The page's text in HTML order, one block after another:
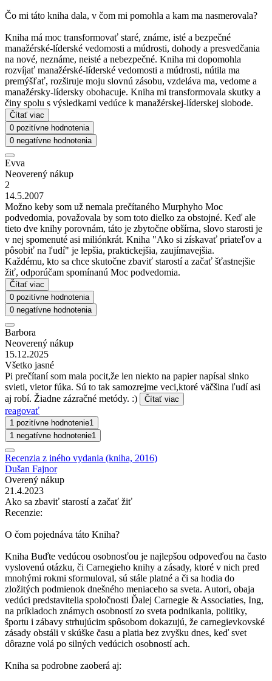
Čo mi táto kniha dala, v čom mi pomohla a kam ma nasmerovala?
Kniha má moc transformovať staré, známe, isté a bezpečné
manažérské-líderské vedomosti a múdrosti, dohody a presvedčania
na nové, neznáme, neisté a nebezpečné. Kniha mi dopomohla
rozvíjať manažérské-líderské vedomosti a múdrosti, nútila ma
premýšľať, rozširuje moju slovnú zásobu, vzdeláva ma, vedome a
manažérsky-lídersky obohacuje. Kniha mi transformovala skutky a
činy spolu s výsledkami vedúce k manažérskej-líderskej slobode.
Čítať viac
0 pozitívne hodnotenia
0 negatívne hodnotenia
Evva
Neoverený nákup
2
14.5.2007
Možno keby som už nemala prečítaného Murphyho Moc
podvedomia, považovala by som toto dielko za obstojné. Keď ale
tieto dve knihy porovnám, táto je zbytočne obšírna, slovo starosti je
v nej spomenuté asi miliónkrát. Kniha "Ako si získavať priateľov a
pôsobiť na ľudí" je lepšia, praktickejšia, zaujímavejšia.
Každému, kto sa chce skutočne zbaviť starostí a začať šťastnejšie
žiť, odporúčam spomínanú Moc podvedomia.
Čítať viac
0 pozitívne hodnotenia
0 negatívne hodnotenia
Barbora
Neoverený nákup
15.12.2025
Všetko jasné
Pi prečítaní som mala pocit,že len niekto na papier napísal slnko
svieti, vietor fúka. Sú to tak samozrejme veci,ktoré väčšina ľudí asi
aj robí. Žiadne zázračné metódy. :)
Čítať viac
reagovať
1 pozitívne hodnotenie1
1 negatívne hodnotenie1
Recenzia z iného vydania (kniha, 2016)
Dušan Fajnor
Overený nákup
21.4.2023
Ako sa zbaviť starostí a začať žiť
Recenzie:
O čom pojednáva táto Kniha?
Kniha Buďte vedúcou osobnosťou je najlepšou odpoveďou na často
vyslovenú otázku, či Carnegieho knihy a zásady, ktoré v nich pred
mnohými rokmi sformuloval, sú stále platné a či sa hodia do
zložitých podmienok dnešného meniaceho sa sveta. Autori, obaja
vedúci predstavitelia spoločnosti Ďalej Carnegie & Associaties, Ing,
na príkladoch známych osobností zo sveta podnikania, politiky,
športu i zábavy strhujúcim spôsobom dokazujú, že carnegievkovské
zásady obstáli v skúške času a platia bez zvyšku dnes, keď svet
dôrazne volá po silných vedúcich osobností ach.
Kniha sa podrobne zaoberá aj: